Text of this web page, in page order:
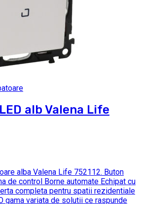
alb Valena Life
alba Valena Life 752112. Buton
de control Borne automate Echipat cu
completa pentru spatii rezidentiale
gama variata de solutii ce raspunde